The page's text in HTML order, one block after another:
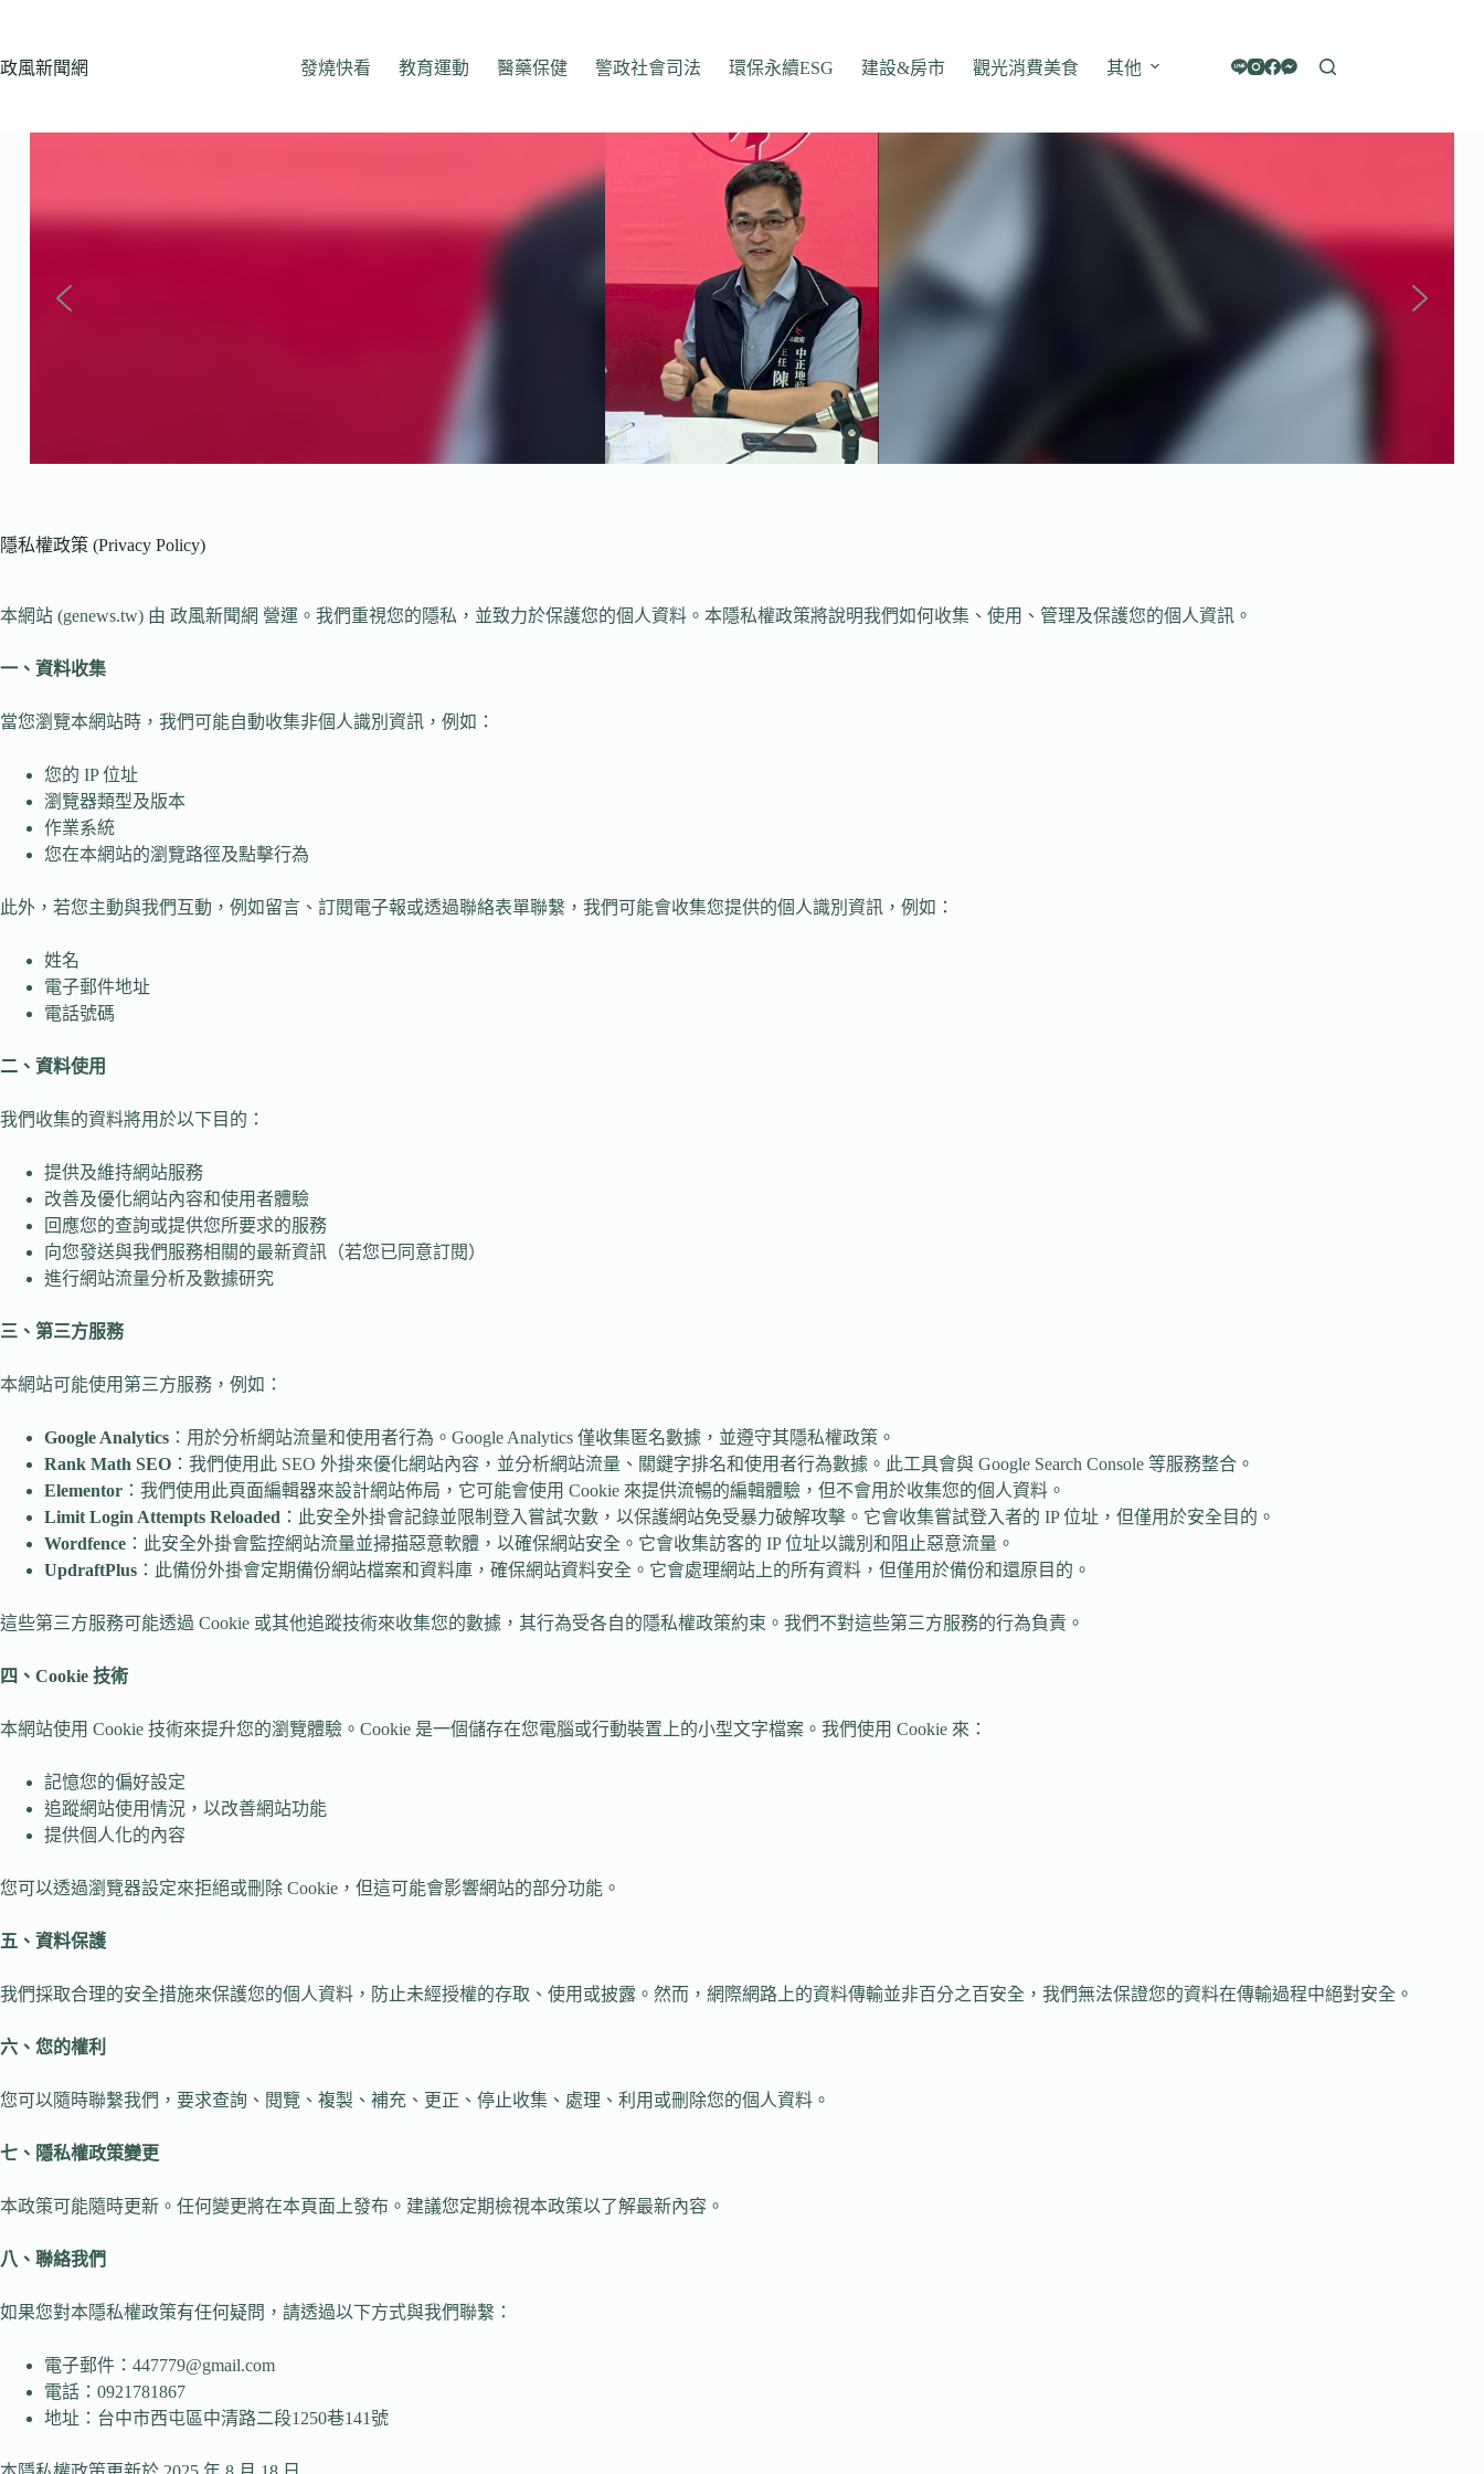
主
政風新聞網 發燒快看 教育運動 醫藥保健 警政社會司法 環保永續ESG 建設&房市 觀光消費美食 其他
隱私權政策 (Privacy Policy)
本網站 (genews.tw) 由 政風新聞網 營運。我們重視您的隱私，並致力於保護您的個人資料。本隱私權政策將說明我們如何收集、使用、管理及保護您的個人資訊。
一、資料收集
當您瀏覽本網站時，我們可能自動收集非個人識別資訊，例如：
您的 IP 位址
瀏覽器類型及版本
作業系統
您在本網站的瀏覽路徑及點擊行為
此外，若您主動與我們互動，例如留言、訂閱電子報或透過聯絡表單聯繫，我們可能會收集您提供的個人識別資訊，例如：
姓名
電子郵件地址
電話號碼
二、資料使用
我們收集的資料將用於以下目的：
提供及維持網站服務
改善及優化網站內容和使用者體驗
回應您的查詢或提供您所要求的服務
向您發送與我們服務相關的最新資訊（若您已同意訂閱）
進行網站流量分析及數據研究
三、第三方服務
本網站可能使用第三方服務，例如：
Google Analytics ：用於分析網站流量和使用者行為。Google Analytics 僅收集匿名數據，並遵守其隱私權政策。
Rank Math SEO ：我們使用此 SEO 外掛來優化網站內容，並分析網站流量、關鍵字排名和使用者行為數據。此工具會與 Google Search Console 等服務整合。
Elementor ：我們使用此頁面編輯器來設計網站佈局，它可能會使用 Cookie 來提供流暢的編輯體驗，但不會用於收集您的個人資料。
Limit Login Attempts Reloaded ：此安全外掛會記錄並限制登入嘗試次數，以保護網站免受暴力破解攻擊。它會收集嘗試登入者的 IP 位址，但僅用於安全目的。
Wordfence ：此安全外掛會監控網站流量並掃描惡意軟體，以確保網站安全。它會收集訪客的 IP 位址以識別和阻止惡意流量。
UpdraftPlus ：此備份外掛會定期備份網站檔案和資料庫，確保網站資料安全。它會處理網站上的所有資料，但僅用於備份和還原目的。
這些第三方服務可能透過 Cookie 或其他追蹤技術來收集您的數據，其行為受各自的隱私權政策約束。我們不對這些第三方服務的行為負責。
四、Cookie 技術
本網站使用 Cookie 技術來提升您的瀏覽體驗。Cookie 是一個儲存在您電腦或行動裝置上的小型文字檔案。我們使用 Cookie 來：
記憶您的偏好設定
追蹤網站使用情況，以改善網站功能
提供個人化的內容
您可以透過瀏覽器設定來拒絕或刪除 Cookie，但這可能會影響網站的部分功能。
五、資料保護
我們採取合理的安全措施來保護您的個人資料，防止未經授權的存取、使用或披露。然而，網際網路上的資料傳輸並非百分之百安全，我們無法保證您的資料在傳輸過程中絕對安全。
六、您的權利
您可以隨時聯繫我們，要求查詢、閱覽、複製、補充、更正、停止收集、處理、利用或刪除您的個人資料。
七、隱私權政策變更
本政策可能隨時更新。任何變更將在本頁面上發布。建議您定期檢視本政策以了解最新內容。
八、聯絡我們
如果您對本隱私權政策有任何疑問，請透過以下方式與我們聯繫：
電子郵件：447779@gmail.com
電話：0921781867
地址：台中市西屯區中清路二段1250巷141號